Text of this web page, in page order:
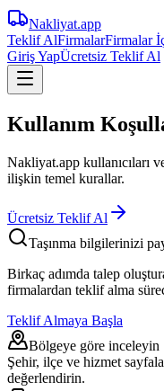
Nakliyat.app
Teklif AlFirmalarFirmalar
Giriş YapÜcretsiz Teklif Al
Kullanım
Nakliyat.app kullanıcıları
ilişkin temel kurallar.
Ücretsiz Teklif Al
Taşınma bilgilerinizi
Birkaç adımda talep
firmalardan teklif alma
Teklif Almaya Başla
Bölgeye göre inceleyin
Şehir, ilçe ve hizmet
değerlendirin.